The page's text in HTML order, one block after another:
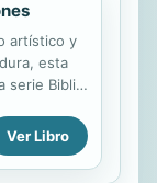
artístico y
esta
serie Biblia
Estas
son
de
Ver Libro